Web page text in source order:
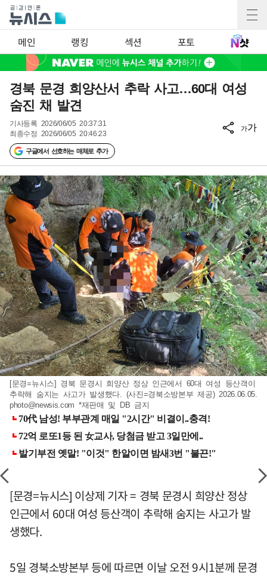
메인 랭킹 섹션 포토
경북 문경 희양산서 추락 사고…60대 여성
숨진 채 발견
기사등록 2026/06/05 20:37:31
최종수정 2026/06/05 20:46:23
구글에서 선호하는 매체로 추가
가가
[문경=뉴시스] 경북 문경시 희양산 정상 인근에서 60대 여성 등산객이
추락해 숨지는 사고가 발생했다. (사진=경북소방본부 제공) 2026.06.05.
photo@newsis.com *재판매 및 DB 금지
[문경=뉴시스] 이상제 기자 = 경북 문경시 희양산 정상
인근에서 60대 여성 등산객이 추락해 숨지는 사고가 발
생했다.
5일 경북소방본부 등에 따르면 이날 오전 9시1분께 문경